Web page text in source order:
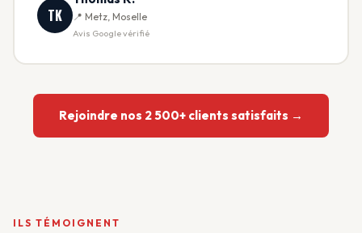
TK 📍 Metz, Moselle
Avis Google vérifié
Rejoindre nos 2 500+ clients satisfaits →
ILS TÉMOIGNENT